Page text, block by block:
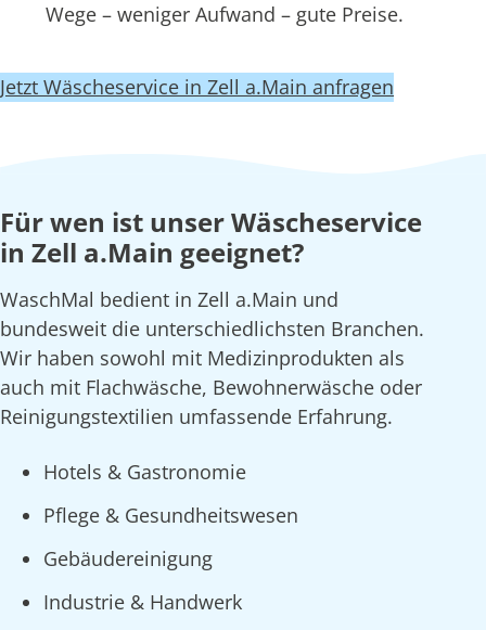
Wege – weniger Aufwand – gute Preise.
Jetzt Wäscheservice in Zell a.Main anfragen
Für wen ist unser Wäscheservice
in Zell a.Main geeignet?
WaschMal bedient in Zell a.Main und
bundesweit die unterschiedlichsten Branchen.
Wir haben sowohl mit Medizinprodukten als
auch mit Flachwäsche, Bewohnerwäsche oder
Reinigungstextilien umfassende Erfahrung.
Hotels & Gastronomie
Pflege & Gesundheitswesen
Gebäudereinigung
Industrie & Handwerk